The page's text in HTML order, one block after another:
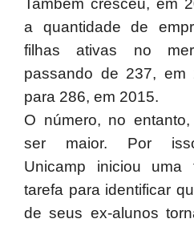
Também cresceu, em
a quantidade de
filhas ativas no
passando de 237, em
para 286, em 2015.
O número, no entanto,
ser maior. Por
Unicamp iniciou uma
tarefa para identificar
de seus ex-alunos